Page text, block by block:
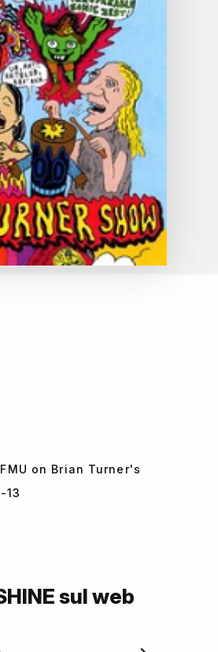
on Brian Turner's
13
sul web